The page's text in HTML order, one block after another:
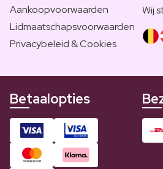
Aankoopvoorwaarden
Lidmaatschapsvoorwaarden
Privacybeleid & Cookies
Wij
Betaalopties